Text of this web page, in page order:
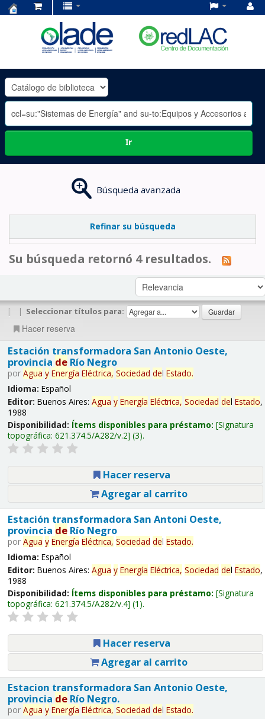
OLADE
-
Ir
Búsqueda avanzada
Refinar su búsqueda
Su búsqueda retornó 4 resultados.
| | Seleccionar títulos para:
Hacer reserva
Estación transformadora San Antonio Oeste,
provincia deRío Negro
por Agua y Energía Eléctrica, Sociedad del Estado.
Idioma: Español
Editor: Buenos Aires: Agua y Energía Eléctrica, Sociedad del Estado,
1988
Disponibilidad: Ítems disponibles para préstamo: Signatura
topográfica: 621.374.5/A282/v.2 (3).
Hacer reserva
Agregar al carrito
Estación transformadora San Antoni Oeste,
provincia deRío Negro
por Agua y Energía Eléctrica, Sociedad del Estado.
Idioma: Español
Editor: Buenos Aires: Agua y Energía Eléctrica, Sociedad del Estado,
1988
Disponibilidad: Ítems disponibles para préstamo: Signatura
topográfica: 621.374.5/A282/v.4 (1).
Hacer reserva
Agregar al carrito
Estacion transformadora San Antonio Oeste,
provincia deRío Negro.
por Agua y Energía Eléctrica, Sociedad del Estado.